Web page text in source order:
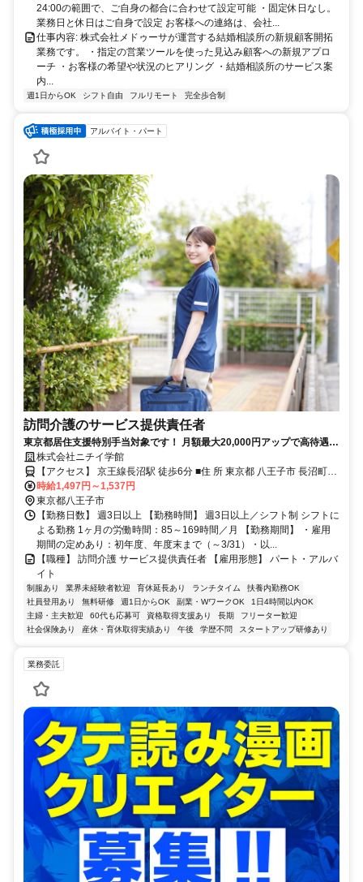
24:00の範囲で、ご自身の都合に合わせて設定可能 ・固定休日なし。
業務日と休日はご自身で設定 お客様への連絡は、会社...
仕事内容: 株式会社メドゥーサが運営する結婚相談所の新規顧客開拓
業務です。 ・指定の営業ツールを使った見込み顧客への新規アプロ
ーチ ・お客様の希望や状況のヒアリング ・結婚相談所のサービス案
内...
週1日からOK シフト自由 フルリモート 完全歩合制
アルバイト・パート
訪問介護のサービス提供責任者
東京都居住支援特別手当対象です！ 月額最大20,000円アップで高待遇！
ニチイケアセンター八王子長沼で一緒に働きませんか
株式会社ニチイ学館
【アクセス】 京王線長沼駅 徒歩6分 ■住 所 東京都 八王子市 長沼町
時給1,497円～1,537円
東京都八王子市
【勤務日数】 週3日以上 【勤務時間】 週3日以上／シフト制 シフトに
よる勤務 1ヶ月の労働時間：85～169時間／月 【勤務期間】 ・雇用
期間の定めあり：初年度、年度末まで（～3/31）・以...
【職種】 訪問介護 サービス提供責任者 【雇用形態】 パート・アルバ
イト
制服あり 業界未経験者歓迎 育休延長あり ランチタイム
扶養内勤務OK
社員登用あり
無料研修 週1日からOK 副業・WワークOK
1日4時間以内OK
主婦・主夫歓迎
60代も応募可 資格取得支援あり 長期
フリーター歓迎
社会保険あり
産休・育休取得実績あり 午後 学歴不問 スタートアップ研修あり
業務委託